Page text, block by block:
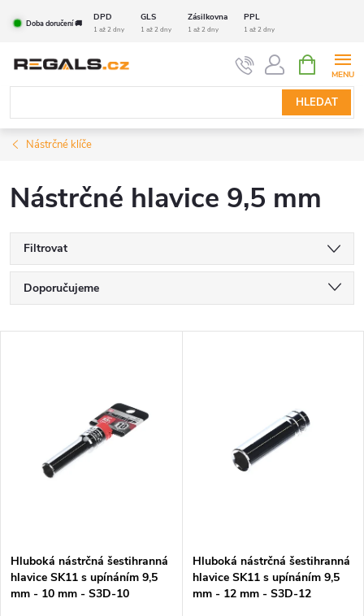
Doba doručení 🚚
DPD GLS Zásilkovna PPL
1 až 2 dny 1 až 2 dny 1 až 2 dny 1 až 2 dny
HLEDAT
NÁKUPNÍ
KOŠÍK
Nástrčné klíče
Nástrčné hlavice 9,5 mm
Filtrovat
Ř
a
r
Doporučujeme
p
r
Hluboká nástrčná šestihranná
hlavice SK11 s upínáním 9,5
mm - 10 mm - S3D-10
Hluboká nástrčná šestihranná
hlavice SK11 s upínáním 9,5
mm - 12 mm - S3D-12